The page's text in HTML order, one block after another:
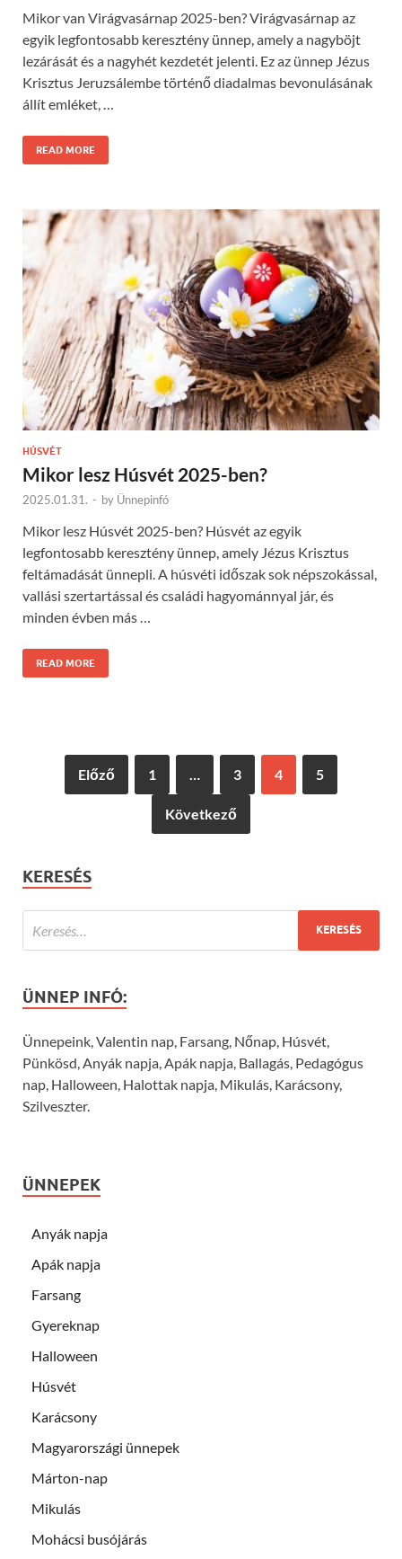
Mikor van Virágvasárnap 2025-ben? Virágvasárnap az
egyik legfontosabb keresztény ünnep, amely a nagyböjt
lezárását és a nagyhét kezdetét jelenti. Ez az ünnep Jézus
Krisztus Jeruzsálembe történő diadalmas bevonulásának
állít emléket, …
READ MORE
HÚSVÉT
Mikor lesz Húsvét 2025-ben?
2025.01.31. - by Ünnepinfó
Mikor lesz Húsvét 2025-ben? Húsvét az egyik
legfontosabb keresztény ünnep, amely Jézus Krisztus
feltámadását ünnepli. A húsvéti időszak sok népszokással,
vallási szertartással és családi hagyománnyal jár, és
minden évben más …
READ MORE
Előző 1 3 4 5
Következő
KERESÉS
ÜNNEP INFÓ:
Ünnepeink, Valentin nap, Farsang, Nőnap, Húsvét,
Pünkösd, Anyák napja, Apák napja, Ballagás, Pedagógus
nap, Halloween, Halottak napja, Mikulás, Karácsony,
Szilveszter.
ÜNNEPEK
Anyák napja
Apák napja
Farsang
Gyereknap
Halloween
Húsvét
Karácsony
Magyarországi ünnepek
Márton-nap
Mikulás
Mohácsi busójárás